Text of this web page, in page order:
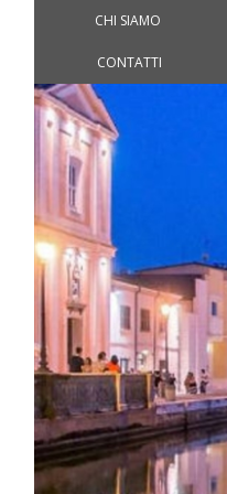
CHI SIAMO
CONTATTI